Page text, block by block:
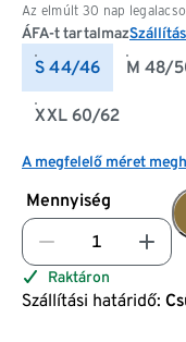
Az elmúlt 30 nap
ÁFA-t tartalmaz
S 44/46 M 48/
XXL 60/62
A megfelelő méret
Mennyiség
Raktáron
Szállítási határidő: